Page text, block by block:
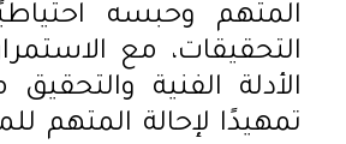
المتهم وحبسه
التحقيقات، مع
الأدلة الفنية
تمهيدًا لإحالة المتهم